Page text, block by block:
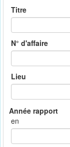
Titre
N° d'affaire
Lieu
en